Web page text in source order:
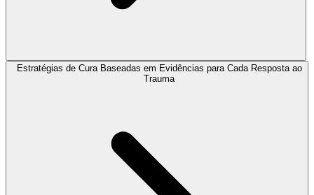
Estratégias de Cura Baseadas em Evidências para Cada Resposta ao
Trauma